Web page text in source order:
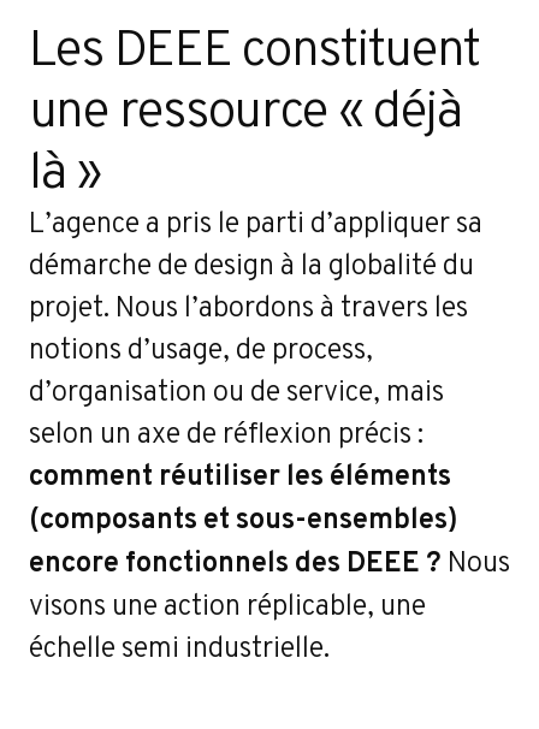
Les DEEE constituent
une ressource « déjà
là »
L’agence a pris le parti d’appliquer sa
démarche de design à la globalité du
projet. Nous l’abordons à travers les
notions d’usage, de process,
d’organisation ou de service, mais
selon un axe de réflexion précis :
comment réutiliser les éléments
(composants et sous-ensembles)
encore fonctionnels des DEEE ? Nous
visons une action réplicable, une
échelle semi industrielle.